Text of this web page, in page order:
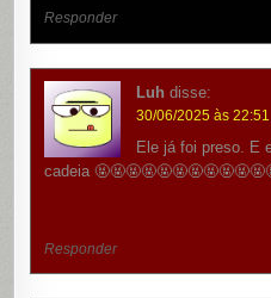
Responder
Luh disse:
30/06/2025 às 22:51
Ele já foi preso. E
cadeia
Responder